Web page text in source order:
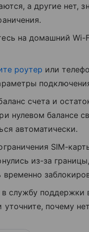
а другие нет,
на домашний Wi-
роутер или
счета и
нулевом балансе
автоматически.
SIM-
из-за
в службу поддержки
уточните, почему